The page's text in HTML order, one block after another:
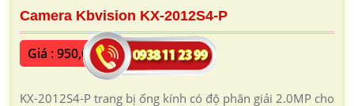
Camera Kbvision KX-2012S4-P
Giá : 950,000 ₫
KX-2012S4-P trang bị ống kính có độ phân giải 2.0MP cho